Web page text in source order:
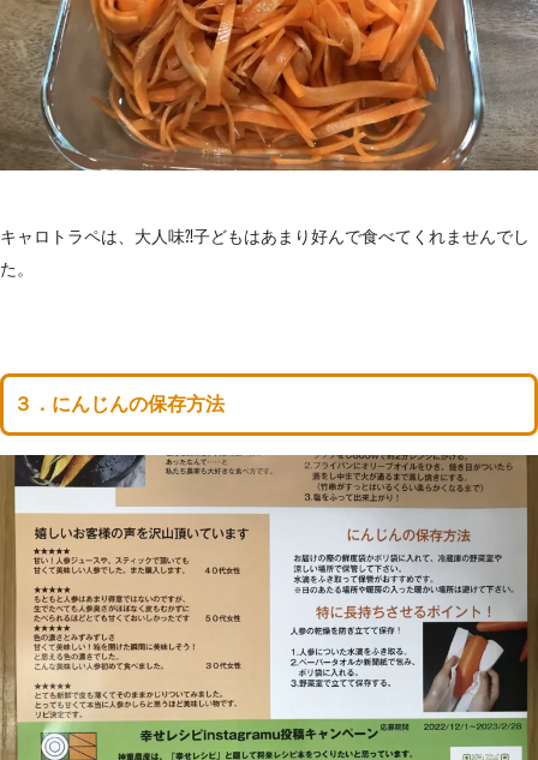
キャロトラペは、大人味⁈子どもはあまり好んで食べてくれませんでし
た。
３．にんじんの保存方法